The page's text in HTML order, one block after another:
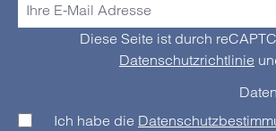
Diese Seite ist durch
Datenschutzrichtlinie
Ich habe die